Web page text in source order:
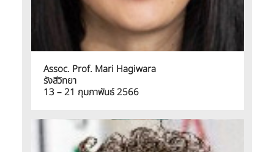
Assoc. Prof. Mari Hagiwara
รังสีวิทยา
13 – 21 กุมภาพันธ์ 2566